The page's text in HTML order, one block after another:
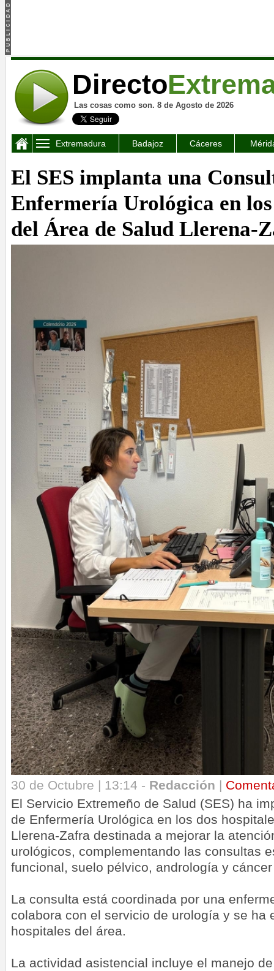
Directo
Las cosas como son. 8 de Agosto de 2026
Extremadura Badajoz Cáceres
El SES implanta una
Enfermería Urológica en
del Área de Salud Llerena-
30 de Octubre | 13:14 - Redacción |
El Servicio Extremeño de Salud (SES) ha
de Enfermería Urológica en los dos
Llerena-Zafra destinada a mejorar la
urológicos, complementando las consultas
funcional, suelo pélvico, andrología y
La consulta está coordinada por una
colabora con el servicio de urología y se ha
hospitales del área.
La actividad asistencial incluye el manejo